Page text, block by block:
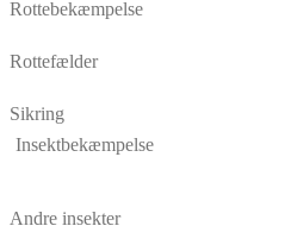
Rottebekæmpelse
Rottefælder
Sikring
Insektbekæmpelse
Andre insekter